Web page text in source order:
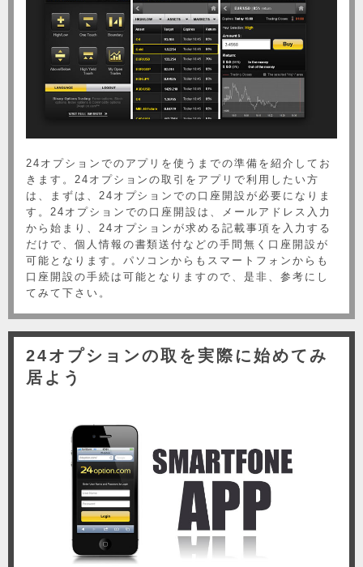
24オプションでのアプリを使うまでの準備を紹介してお
きます。24オプションの取引をアプリで利用したい方
は、まずは、24オプションでの口座開設が必要になりま
す。24オプションでの口座開設は、メールアドレス入力
から始まり、24オプションが求める記載事項を入力する
だけで、個人情報の書類送付などの手間無く口座開設が
可能となります。パソコンからもスマートフォンからも
口座開設の手続は可能となりますので、是非、参考にし
てみて下さい。
24オプションの取を実際に始めてみ
居よう